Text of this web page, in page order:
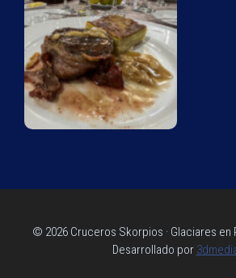
© 2026 Cruceros Skorpios · Glaciares
Desarrollado por